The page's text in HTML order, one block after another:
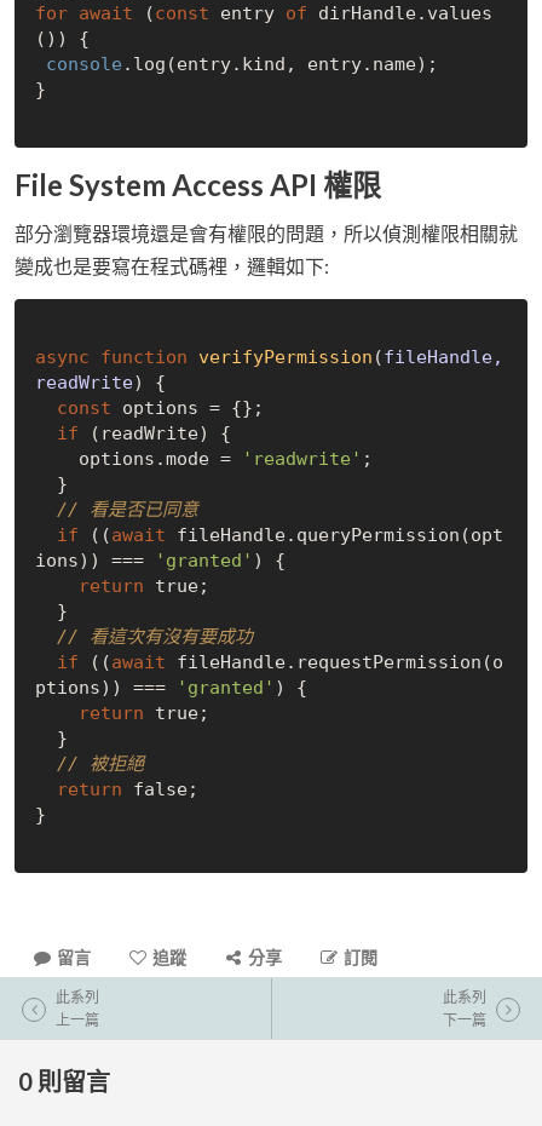
for await (const entry of dirHandle.values
()) {
console .log(entry.kind, entry.name);
}
File System Access API 權限
部分瀏覽器環境還是會有權限的問題，所以偵測權限相關就
變成也是要寫在程式碼裡，邏輯如下:
async function verifyPermission (fileHandle,
readWrite) {
const options = {};
if (readWrite) {
    options.mode =
'readwrite' ;
// 看是否已同意
if ((await fileHandle.queryPermission(opt
ions)) ===
'granted' ) {
return
true;
// 看這次有沒有要成功
if ((await fileHandle.requestPermission(o
ptions)) ===
'granted' ) {
return
true;
// 被拒絕
return
false;
}
留言 追蹤 分享 訂閱
此系列
上一篇
此系列
下一篇
0 則留言